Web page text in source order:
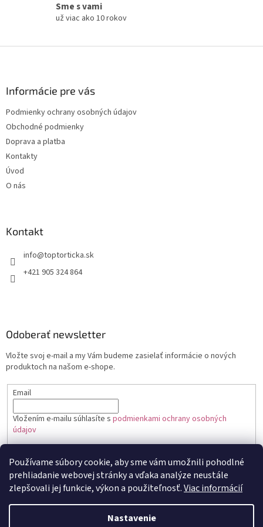
Používame súbory cookie, aby sme vám umožnili pohodlné
prehliadanie webovej stránky a vďaka analýze neustále
zlepšovali jej funkcie, výkon a použiteľnosť.Viac informácií
Nastavenie
Sme s vami
už viac ako 10 rokov
Informácie pre vás
Podmienky ochrany osobných údajov
Obchodné podmienky
Doprava a platba
Kontakty
Úvod
O nás
Kontakt
+421 905 324 864
Odoberať newsletter
Vložte svoj e-mail a my Vám budeme zasielať informácie o nových
produktoch na našom e-shope.
Email
Vložením e-mailu súhlasíte s podmienkami ochrany osobných
údajov
PRIHLÁSIŤ SA